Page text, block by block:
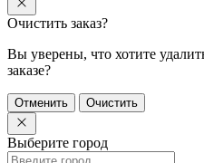
Очистить заказ?
Вы уверены, что хотите
заказе?
Отменить Очистить
Выберите город